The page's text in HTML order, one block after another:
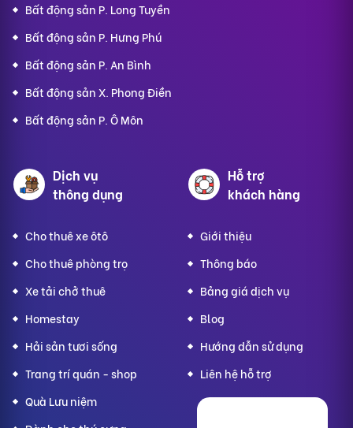
Bất động sản P. Long Tuyền
Bất động sản P. Hưng Phú
Bất động sản P. An Bình
Bất động sản X. Phong Điền
Bất động sản P. Ô Môn
Dịch vụ
thông dụng
Cho thuê xe ôtô
Cho thuê phòng trọ
Xe tải chở thuê
Homestay
Hải sản tươi sống
Trang trí quán - shop
Quà Lưu niệm
Hỗ trợ
khách hàng
Giới thiệu
Thông báo
Bảng giá dịch vụ
Blog
Hướng dẫn sử dụng
Liên hệ hỗ trợ